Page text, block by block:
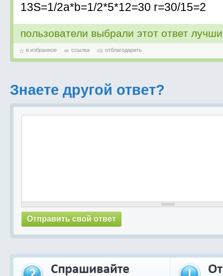
13S=1/2a*b=1/2*5*12=30 r=30/15=2
пользователи выбрали этот ответ
в избранное ссылка отблагодарить
Знаете другой ответ?